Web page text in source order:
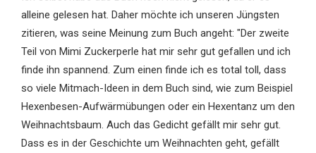
alleine gelesen hat. Daher möchte ich unseren Jüngsten
zitieren, was seine Meinung zum Buch angeht: "Der zweite
Teil von Mimi Zuckerperle hat mir sehr gut gefallen und ich
finde ihn spannend. Zum einen finde ich es total toll, dass
so viele Mitmach-Ideen in dem Buch sind, wie zum Beispiel
Hexenbesen-Aufwärmübungen oder ein Hexentanz um den
Weihnachtsbaum. Auch das Gedicht gefällt mir sehr gut.
Dass es in der Geschichte um Weihnachten geht, gefällt